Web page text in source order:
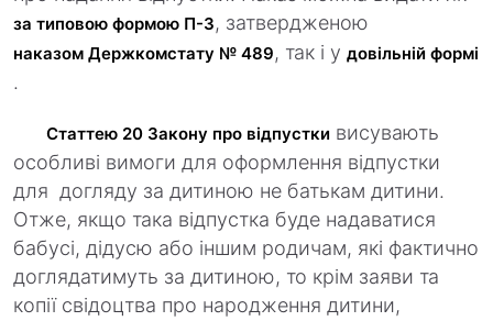
за типовою формою П-3, затвердженою
наказом Держкомстату № 489, так і у довільній формі
.
Статтею 20 Закону про відпустки висувають
особливі вимоги для оформлення відпустки
для догляду за дитиною не батькам дитини.
Отже, якщо така відпустка буде надаватися
бабусі, дідусю або іншим родичам, які фактично
доглядатимуть за дитиною, то крім заяви та
копії свідоцтва про народження дитини,